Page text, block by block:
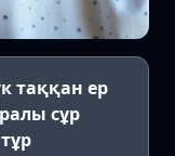
таққан ер
сұр